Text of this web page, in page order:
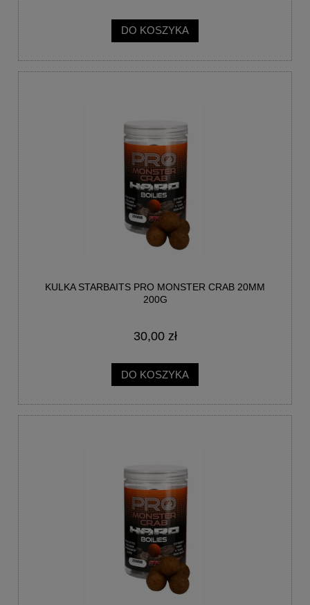
DO KOSZYKA
KULKA STARBAITS PRO MONSTER CRAB 20MM
200G
30,00 zł
DO KOSZYKA